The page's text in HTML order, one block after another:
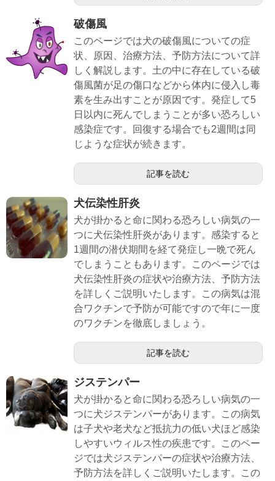
破傷風
このページでは犬の破傷風についての症
状、原因、治療方法、予防方法について詳
しく解説します。土の中に存在している破
傷風菌が足の傷口などから体内に侵入し毒
素を生み出すことが原因です。発症して5
日以内に死んでしまうことが多い恐ろしい
感染症です。回復する場合でも2週間は同
じような症状が続きます。
記事を読む
犬伝染性肝炎
犬が掛かると命に関わる恐ろしい病気の一
つに犬伝染性肝炎があります。感染すると
1週間の潜伏期間を経て発症し一晩で死ん
でしまうこともあります。このページでは
犬伝染性肝炎の症状や治療方法、予防方法
を詳しくご説明いたします。この病気は混
合ワクチンで予防が可能ですので年に一度
のワクチンを徹底しましょう。
記事を読む
ジステンパー
犬が掛かると命に関わる恐ろしい病気の一
つに犬ジステンパーがあります。この病気
は子犬や老犬など抵抗力の低い犬ほど感染
しやすいウィルス性の疾患です。このペー
ジでは犬ジステンパーの症状や治療方法、
予防方法を詳しくご説明いたします。この